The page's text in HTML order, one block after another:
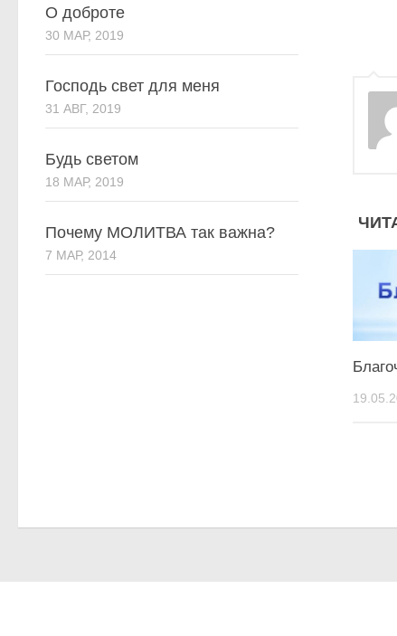
О доброте
30 МАР, 2019
Господь свет для меня
31 АВГ, 2019
Будь светом
18 МАР, 2019
Почему МОЛИТВА так важна?
7 МАР, 2014